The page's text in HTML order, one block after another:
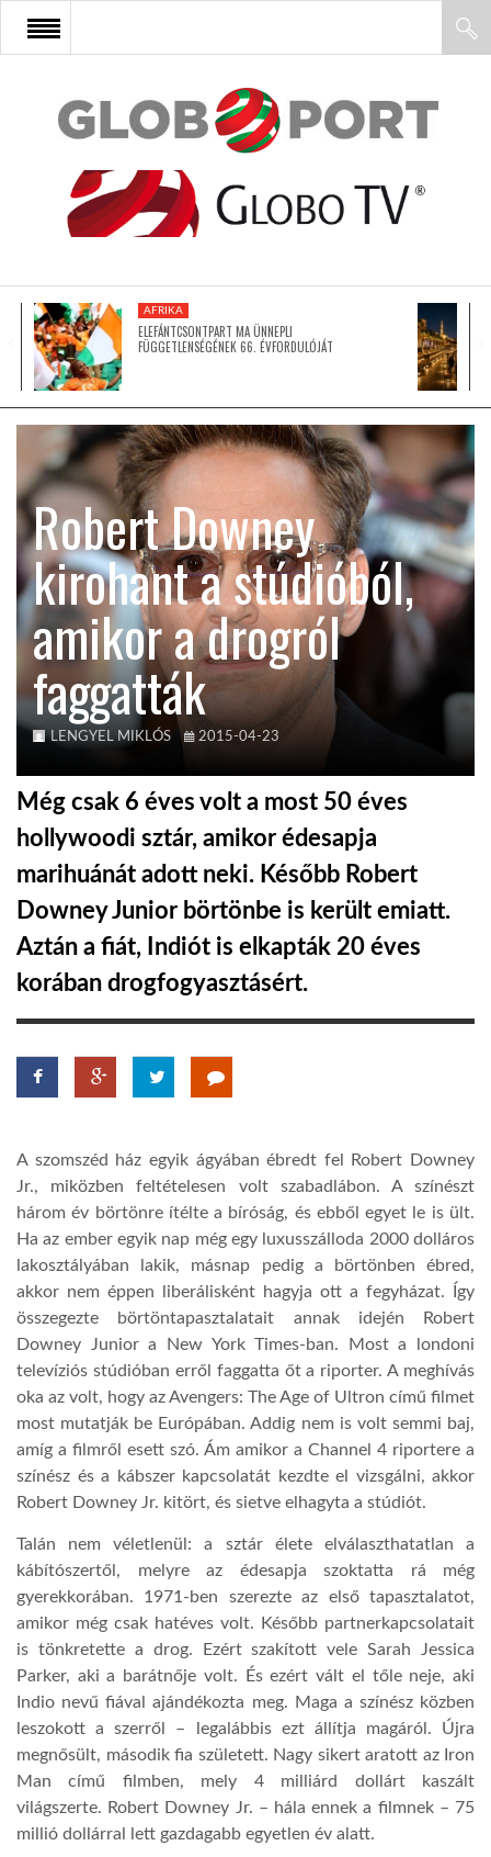
FŐOLDAL
AFRIKA
ÁZSIA
LATIN-AMERIKA
KÖZEL-KELET
AUSZTRÁLIA
A VILÁG ITTHON
MÉDIA
HÍR3D
GLOBOTV
AFRIKA TUDÁSTÁR
A NAP SZÉPE
LINKTR.EE
GLOBOZSARU
DOBRAVERO.HU
GLOBOBOOK
AFRIKA
ELEFÁNTCSONTPART MA ÜNNEPLI
FÜGGETLENSÉGÉNEK 66. ÉVFORDULÓJÁT
Robert Downey
kirohant a stúdióból,
amikor a drogról
faggatták
LENGYEL MIKLÓS 2015-04-23
Még csak 6 éves volt a most 50 éves
hollywoodi sztár, amikor édesapja
marihuánát adott neki. Később Robert
Downey Junior börtönbe is került emiatt.
Aztán a fiát, Indiót is elkapták 20 éves
korában drogfogyasztásért.
A szomszéd ház egyik ágyában ébredt fel Robert Downey
Jr., miközben feltételesen volt szabadlábon. A színészt
három év börtönre ítélte a bíróság, és ebből egyet le is ült.
Ha az ember egyik nap még egy luxusszálloda 2000 dolláros
lakosztályában lakik, másnap pedig a börtönben ébred,
akkor nem éppen liberálisként hagyja ott a fegyházat. Így
összegezte börtöntapasztalatait annak idején Robert
Downey Junior a New York Times-ban. Most a londoni
televíziós stúdióban erről faggatta őt a riporter. A meghívás
oka az volt, hogy az Avengers: The Age of Ultron című filmet
most mutatják be Európában. Addig nem is volt semmi baj,
amíg a filmről esett szó. Ám amikor a Channel 4 riportere a
színész és a kábszer kapcsolatát kezdte el vizsgálni, akkor
Robert Downey Jr. kitört, és sietve elhagyta a stúdiót.
Talán nem véletlenül: a sztár élete elválaszthatatlan a
kábítószertől, melyre az édesapja szoktatta rá még
gyerekkorában. 1971-ben szerezte az első tapasztalatot,
amikor még csak hatéves volt. Később partnerkapcsolatait
is tönkretette a drog. Ezért szakított vele Sarah Jessica
Parker, aki a barátnője volt. És ezért vált el tőle neje, aki
Indio nevű fiával ajándékozta meg. Maga a színész közben
leszokott a szerről – legalábbis ezt állítja magáról. Újra
megnősült, második fia született. Nagy sikert aratott az Iron
Man című filmben, mely 4 milliárd dollárt kaszált
világszerte. Robert Downey Jr. – hála ennek a filmnek – 75
millió dollárral lett gazdagabb egyetlen év alatt.